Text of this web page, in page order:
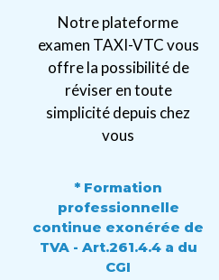
Notre plateforme
examen TAXI-VTC vous
offre la possibilité de
réviser en toute
simplicité depuis chez
vous
* Formation
professionnelle
continue exonérée de
TVA - Art.261.4.4 a du
CGI